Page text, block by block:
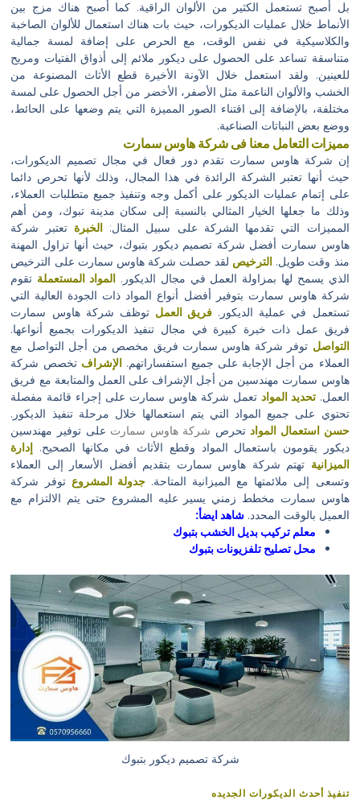
بل أصبح تستعمل الكثير من الألوان الراقية. كما أصبح هناك مزج بين
الأنماط خلال عمليات الديكورات، حيث بات هناك استعمال للألوان الصاخبة
والكلاسيكية في نفس الوقت، مع الحرص على إضافة لمسة جمالية
متناسقة تساعد على الحصول على ديكور ملائم إلى أذواق الفتيات ومريح
للعينين. ولقد استعمل خلال الآونة الأخيرة قطع الأثاث المصنوعة من
الخشب والألوان الناعمة مثل الأصفر، الأخضر من أجل الحصول على لمسة
مختلفة، بالإضافة إلى اقتناء الصور المميزة التي يتم وضعها على الحائط،
ووضع بعض النباتات الصناعية.
مميزات التعامل معنا فى شركة هاوس سمارت
إن شركة هاوس سمارت تقدم دور فعال في مجال تصميم الديكورات،
حيث أنها تعتبر الشركة الرائدة في هذا المجال، وذلك لأنها تحرص دائما
على إتمام عمليات الديكور على أكمل وجه وتنفيذ جميع متطلبات العملاء،
وذلك ما جعلها الخيار المثالي بالنسبة إلى سكان مدينة تبوك، ومن أهم
المميزات التي تقدمها الشركة على سبيل المثال:الخبرة تعتبر شركة
هاوس سمارت أفضل شركة تصميم ديكور بتبوك، حيث أنها تزاول المهنة
منذ وقت طويل. الترخيص لقد حصلت شركة هاوس سمارت على الترخيص
الذي يسمح لها بمزاولة العمل في مجال الديكور. المواد المستعملة تقوم
شركة هاوس سمارت بتوفير أفضل أنواع المواد ذات الجودة العالية التي
تستعمل في عملية الديكور. فريق العمل توظف شركة هاوس سمارت
فريق عمل ذات خبرة كبيرة في مجال تنفيذ الديكورات بجميع أنواعها.
التواصل توفر شركة هاوس سمارت فريق مخصص من أجل التواصل مع
العملاء من أجل الإجابة على جميع استفساراتهم.الإشراف تخصص شركة
هاوس سمارت مهندسين من أجل الإشراف على العمل والمتابعة مع فريق
العمل.تحديد المواد تعمل شركة هاوس سمارت على إجراء قائمة مفصلة
تحتوي على جميع المواد التي يتم استعمالها خلال مرحلة تنفيذ الديكور.
حسن استعمال الموادتحرص شركة هاوس سمارت على توفير مهندسين
ديكور يقومون باستعمال المواد وقطع الأثاث في مكانها الصحيح. إدارة
الميزانية تهتم شركة هاوس سمارت بتقديم أفضل الأسعار إلى العملاء
وتسعى إلى ملائمتها مع الميزانية المتاحة.جدولة المشروع توفر شركة
هاوس سمارت مخطط زمني يسير عليه المشروع حتى يتم الالتزام مع
العميل بالوقت المحدد.شاهد ايضأ:
معلم تركيب بديل الخشب بتبوك
محل تصليح تلفزيونات بتبوك
شركة تصميم ديكور بتبوك
تنفيذ أحدث الديكورات الجديده